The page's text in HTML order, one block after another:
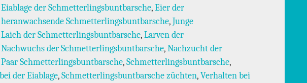
Eiablage der Schmetterlingsbuntbarsche,Eier der
heranwachsende Schmetterlingsbuntbarsche,Junge
Laich der Schmetterlingsbuntbarsche,Larven der
Nachwuchs der Schmetterlingsbuntbarsche,Nachzucht der
Paar Schmetterlingsbuntbarsche,Schmetterlingsbuntbarsche,
der Eiablage,Schmetterlingsbuntbarsche züchten,Verhalten bei